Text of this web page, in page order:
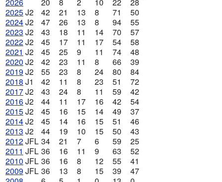
2025J2 42 21 13 8 71
50
2024J2 47 26 13 8 94
55
2023 J2 43 18 11 14 70
57
2022J2 45 17 11 17 54
58
2021 J2 45 25 9 11 74
48
2020 J2 42 23 11 8 66
39
2019J2 55 23 8 24 80
84
2018 J1 42 11 8 23 51
72
2017J2 43 24 8 11 59
42
2016J2 44 11 17 16 42
54
2015J2 45 16 15 14 49
37
2014J2 45 14 16 15 51
46
2013 J2 44 19 10 15 50
43
2012JFL 34 21 7 6 59
25
2011 JFL 36 16 11 9 63
52
2010 JFL 36 16 8 12 55
41
2009JFL 36 13 8 15 39
47